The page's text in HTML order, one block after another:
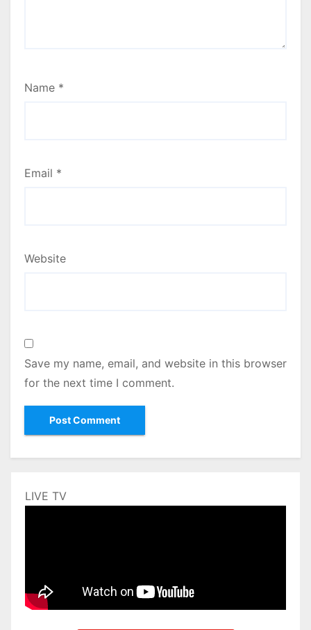
Name *
Email *
Website
Save my name, email, and website in this browser
for the next time I comment.
LIVE TV